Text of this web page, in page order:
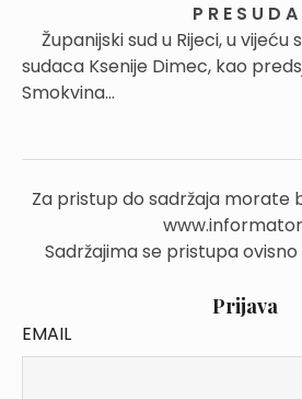
P R E S U D A
Županijski sud u Rijeci, u
sudaca Ksenije Dimec, kao
Smokvina...
Za pristup do sadržaja morate
Sadržajima se pristupa
Prijava
EMAIL